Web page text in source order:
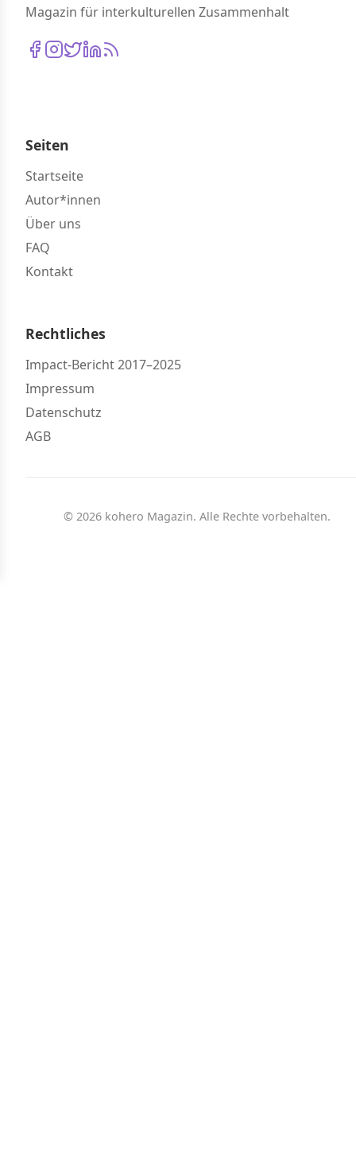
Magazin für interkulturellen Zusammenhalt
Seiten
Startseite
Autor*innen
Über uns
FAQ
Kontakt
Rechtliches
Impact-Bericht 2017–2025
Impressum
Datenschutz
AGB
© 2026 kohero Magazin. Alle Rechte vorbehalten.